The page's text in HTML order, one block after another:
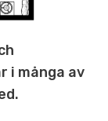
i många av